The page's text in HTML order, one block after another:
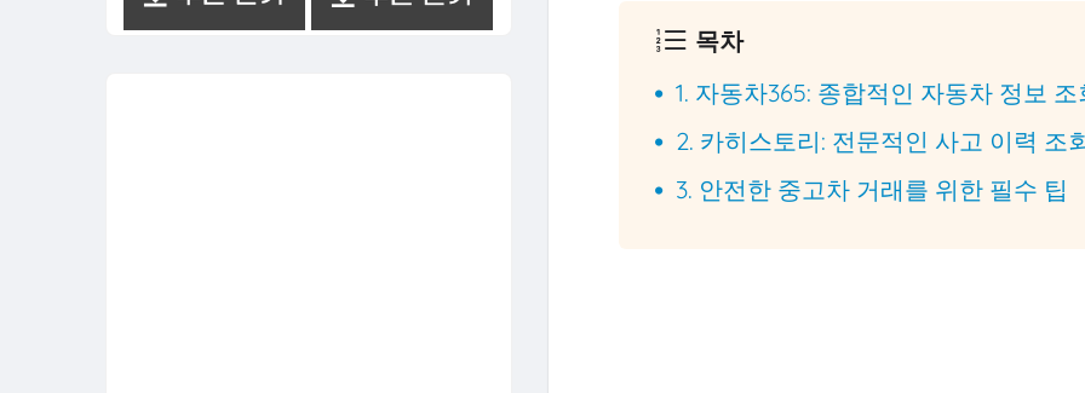
목차
1. 자동차365: 종합적인 자동차 정보 조
2. 카히스토리: 전문적인 사고 이력 조
3. 안전한 중고차 거래를 위한 필수 팁